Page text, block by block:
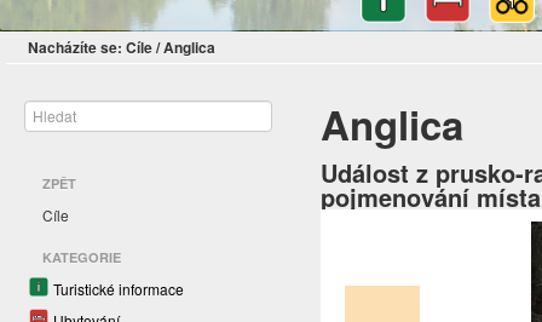
Nacházíte se: Cíle/Anglica
ZPĚT
Cíle
KATEGORIE
Turistické informace
Anglica
Událost z prusko-
pojmenování